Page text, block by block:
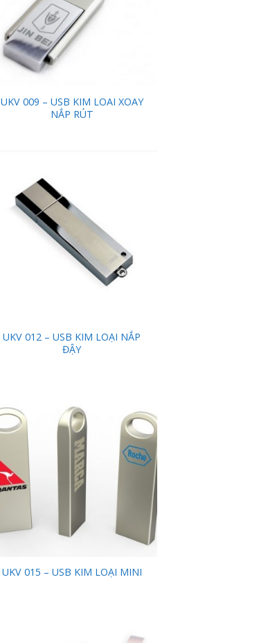
UKV 009 – USB KIM LOAI XOAY
NẮP RÚT
UKV 012 – USB KIM LOẠI NẮP
ĐẬY
Add to
Wishlist
UKV 015 – USB KIM LOẠI MINI